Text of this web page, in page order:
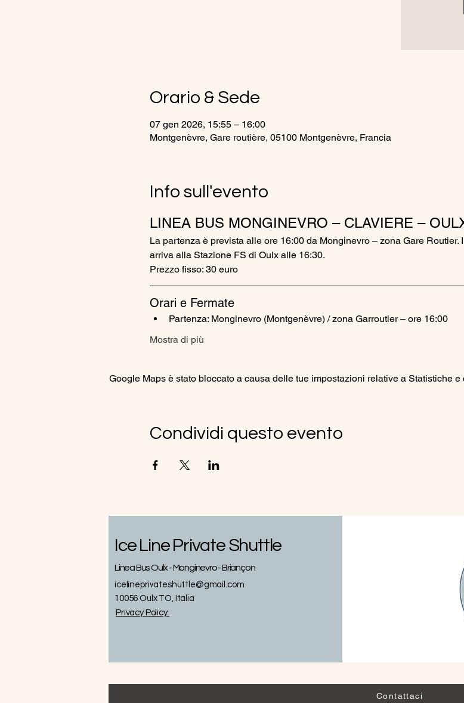
Orario & Sede
07 gen 2026, 15:55 – 16:00
Montgenèvre, Gare routière, 05100 Montgenèvre, Francia
Info sull'evento
LINEA BUS MONGINEVRO – CLAVIERE –
La partenza è prevista alle ore 16:00 da Monginevro – zona Gare
arriva alla Stazione FS di Oulx alle 16:30.
Prezzo fisso: 30 euro
Orari e Fermate
Partenza: Monginevro (Montgenèvre) / zona Garroutier – ore 16:00
Mostra di più
Google Maps è stato bloccato a causa delle tue impostazioni relative a Statistiche
Condividi questo evento
Ice Line Private Shuttle
Linea Bus Oulx - Monginevro - Briançon
icelineprivateshuttle@gmail.com
10056 Oulx TO, Italia
Privacy Policy
Contattaci